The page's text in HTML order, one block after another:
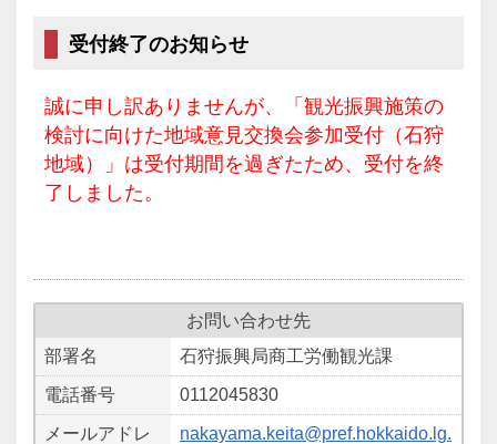
受付終了のお知らせ
誠に申し訳ありませんが、「観光振興施策の
検討に向けた地域意見交換会参加受付（石狩
地域）」は受付期間を過ぎたため、受付を終
了しました。
お問い合わせ先
部署名
石狩振興局商工労働観光課
電話番号 0112045830
メールアドレ
nakayama.keita@pref.hokkaido.lg.